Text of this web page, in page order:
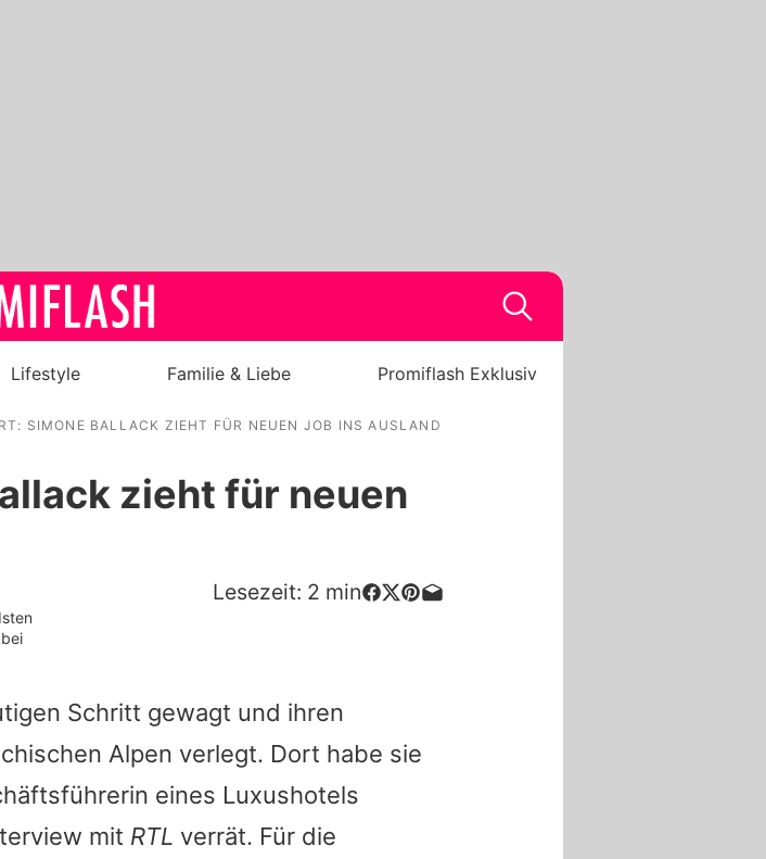
Royals
Stars
& Liebe
auf Promiflash
runterladen
Lifestyle Familie & Liebe Promiflash Exklusiv
SIMONE BALLACK ZIEHT FÜR NEUEN JOB INS AUSLAND
zieht für neuen
Lesezeit: 2 min
Schritt gewagt und ihren
Alpen verlegt. Dort habe sie
eines Luxushotels
mit RTL verrät. Für die